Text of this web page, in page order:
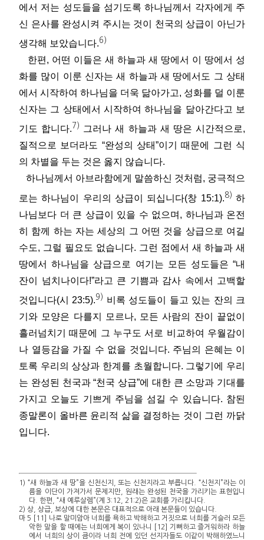
에서 저는 성도들을 섬기도록 하나님께서 각자에게 주
신 은사를 완성시켜 주시는 것이 천국의 상급이 아닌가
생각해 보았습니다.6)
한편, 어떤 이들은 새 하늘과 새 땅에서 이 땅에서 성
화를 많이 이룬 신자는 새 하늘과 새 땅에서도 그 상태
에서 시작하여 하나님을 더욱 닮아가고, 성화를 덜 이룬
신자는 그 상태에서 시작하여 하나님을 닮아간다고 보
기도 합니다. 7)
그러나 새 하늘과 새 땅은 시간적으로,
질적으로 보더라도 “완성의 상태”이기 때문에 그런 식
의 차별을 두는 것은 옳지 않습니다.
하나님께서 아브라함에게 말씀하신 것처럼, 궁극적으
로는 하나님이 우리의 상급이 되십니다(창 15:1).8) 하
나님보다 더 큰 상급이 있을 수 없으며, 하나님과 온전
히 함께 하는 자는 세상의 그 어떤 것을 상급으로 여길
수도, 그럴 필요도 없습니다. 그런 점에서 새 하늘과 새
땅에서 하나님을 상급으로 여기는 모든 성도들은 “내
잔이 넘치나이다!”라고 큰 기쁨과 감사 속에서 고백할
것입니다(시 23:5).9)
비록 성도들이 들고 있는 잔의 크
기와 모양은 다를지 모르나, 모든 사람의 잔이 끝없이
흘러넘치기 때문에 그 누구도 서로 비교하여 우월감이
나 열등감을 가질 수 없을 것입니다. 주님의 은혜는 이
토록 우리의 상상과 한계를 초월합니다. 그렇기에 우리
는 완성된 천국과 “천국 상급”에 대한 큰 소망과 기대를
가지고 오늘도 기쁘게 주님을 섬길 수 있습니다. 참된
종말론이 올바른 윤리적 삶을 결정하는 것이 그런 까닭
입니다.
1) “새 하늘과 새 땅”을 신천신지, 또는 신천지라고 부릅니다. “신천지”라는 이
름을 이단이 가져가서 문제지만, 원래는 완성된 천국을 가리키는 표현입니
다. 한편, “새 예루살렘”(계 3:12, 21:2)은 교회를 가리킵니다.
2) 상, 상급, 보상에 대한 본문은 대표적으로 아래 본문들이 있습니다.
마 5 [11] 나로 말미암아 너희를 욕하고 박해하고 거짓으로 너희를 거슬러 모든
악한 말을 할 때에는 너희에게 복이 있나니 [12] 기뻐하고 즐거워하라 하늘
에서 너희의 상이 큼이라 너희 전에 있던 선지자들도 이같이 박해하였느니